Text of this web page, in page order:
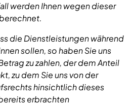
werden Ihnen wegen dieser
die Dienstleistungen während
sollen, so haben Sie uns
zu zahlen, der dem Anteil
zu dem Sie uns von der
hinsichtlich dieses
erbrachten